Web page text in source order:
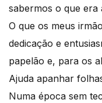
sabermos o que era
O que os meus
dedicação e
papelão e, para os
Ajuda apanhar
Numa época sem